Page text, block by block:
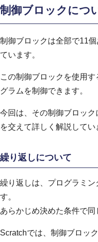
制御ブロックにつ
制御ブロックは全部で11個あり、色はオレンジ色で統一され
ています。
この制御ブロックを使用
グラムを制御できます。
今回は、その制御ブロッ
を交えて詳しく解説してい
繰り返しについて
繰り返しは、プログラミ
す。
あらかじめ決めた条件で同
Scratchでは、制御ブロッ